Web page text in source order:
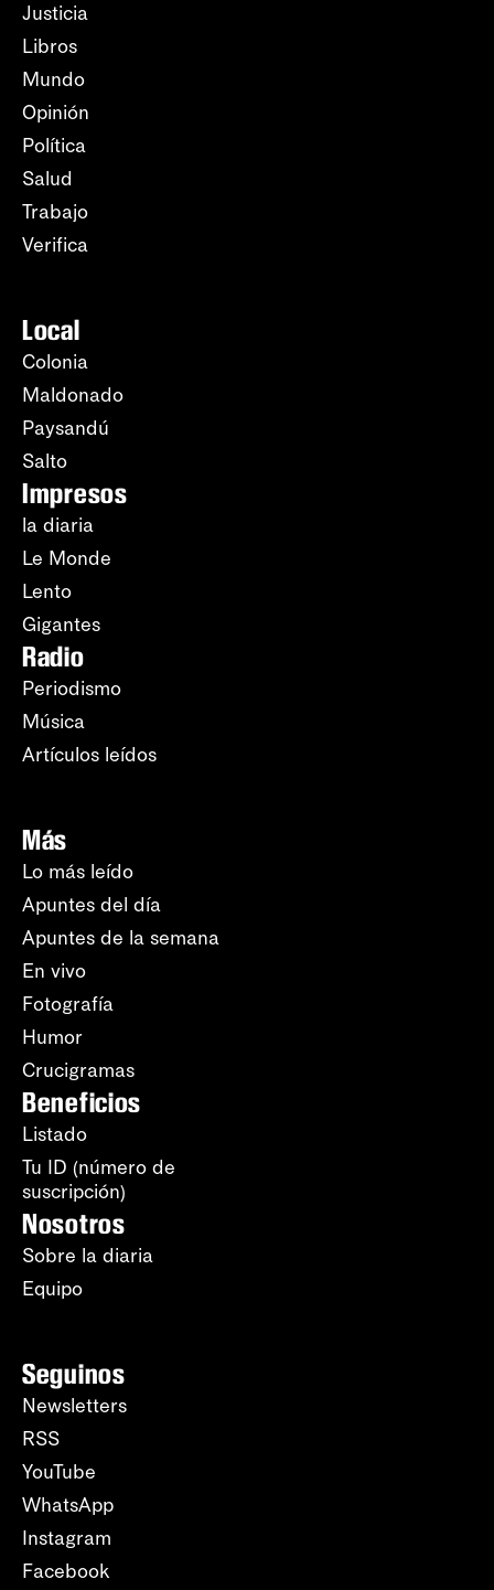
Justicia
Libros
Mundo
Opinión
Política
Salud
Trabajo
Verifica
Local
Colonia
Maldonado
Paysandú
Salto
Impresos
la diaria
Le Monde
Lento
Gigantes
Radio
Periodismo
Música
Artículos leídos
Más
Lo más leído
Apuntes del día
Apuntes de la semana
En vivo
Fotografía
Humor
Crucigramas
Beneficios
Listado
Tu ID (número de
suscripción)
Nosotros
Sobre la diaria
Equipo
Seguinos
Newsletters
RSS
YouTube
WhatsApp
Instagram
Facebook